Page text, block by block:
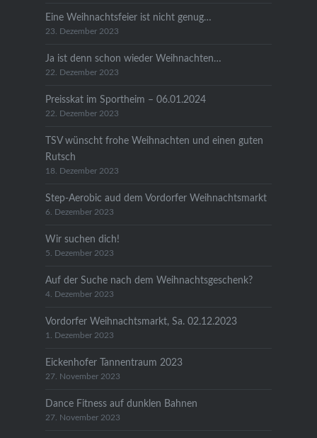
Eine Weihnachtsfeier ist nicht genug…
23. Dezember 2023
Ja ist denn schon wieder Weihnachten…
22. Dezember 2023
Preisskat im Sportheim – 06.01.2024
22. Dezember 2023
TSV wünscht frohe Weihnachten und einen guten
Rutsch
18. Dezember 2023
Step-Aerobic aud dem Vordorfer Weihnachtsmarkt
6. Dezember 2023
Wir suchen dich!
5. Dezember 2023
Auf der Suche nach dem Weihnachtsgeschenk?
4. Dezember 2023
Vordorfer Weihnachtsmarkt, Sa. 02.12.2023
1. Dezember 2023
Eickenhofer Tannentraum 2023
27. November 2023
Dance Fitness auf dunklen Bahnen
27. November 2023